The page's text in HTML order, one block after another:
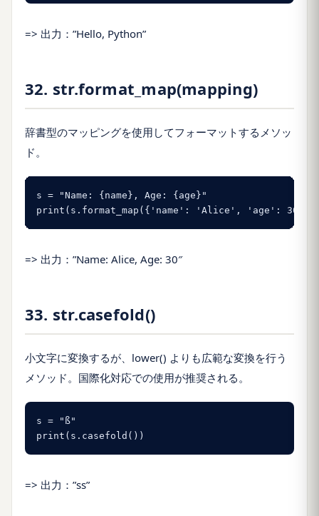
=> 出力：”Hello, Python”
32. str.format_map(mapping)
辞書型のマッピングを使用してフォーマットするメソッ
ド。
s = "Name: {name}, Age: {age}"
print(s.format_map({'name': 'Alice', 'age': 30}))
=> 出力：”Name: Alice, Age: 30″
33. str.casefold()
小文字に変換するが、lower() よりも広範な変換を行う
メソッド。国際化対応での使用が推奨される。
s = "ß"
print(s.casefold())
=> 出力：”ss”